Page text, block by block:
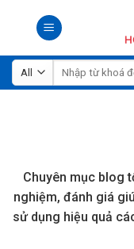
Tìm
Chuyên mục blog
nghiệm, đánh giá
sử dụng hiệu quả